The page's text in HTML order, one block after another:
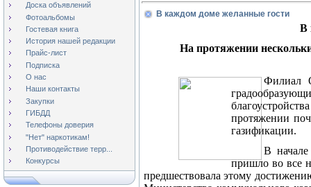
Доска объявлений
Фотоальбомы
Гостевая книга
История нашей редакции
Прайс-лист
Подписка
О нас
Наши контакты
Закупки
ГИБДД
Телефоны доверия
"Нет" наркотикам!
Противодействие терр...
Конкурсы
В каждом доме желанные гости
В
На протяжении
Филиал
протяжении
газификации.
В
пришло во все
предшествовала этому